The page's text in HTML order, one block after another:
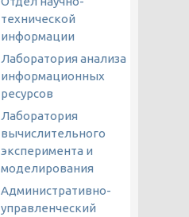
технической
информации
Лаборатория анализа
информационных
ресурсов
Лаборатория
вычислительного
эксперимента и
моделирования
Административно-
управленческий